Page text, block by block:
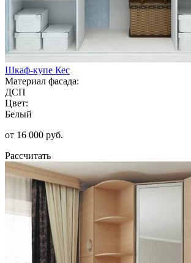
Шкаф-купе Кес
Материал фасада:
ДСП
Цвет:
Белый
от 16 000 руб.
Рассчитать